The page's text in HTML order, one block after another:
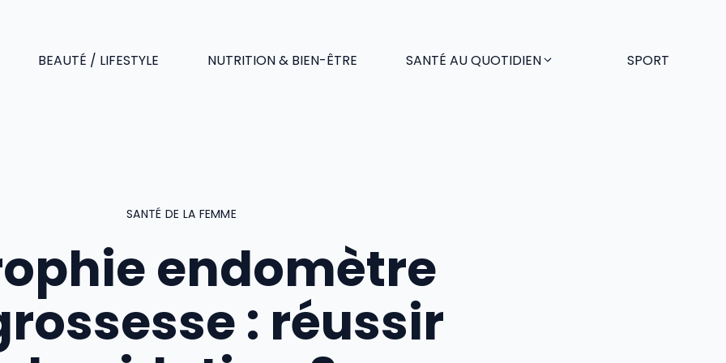
BEAUTÉ / LIFESTYLE NUTRITION & BIEN-ÊTRE SANTÉ AU QUOTIDIEN SPORT
SANTÉ DE LA FEMME
endomètre
: réussir